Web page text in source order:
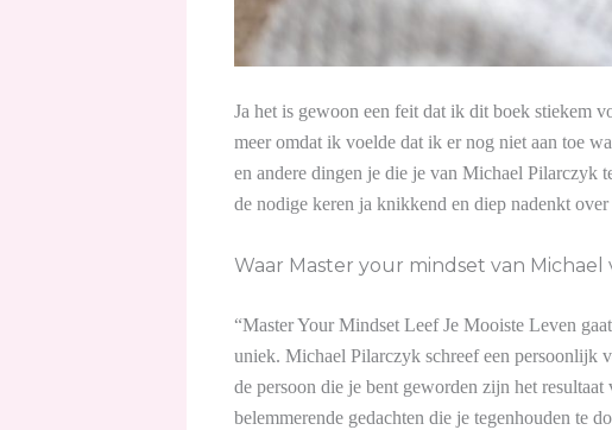
Ja het is gewoon een feit dat ik dit boek stiekem
meer omdat ik voelde dat ik er nog niet aan toe
en andere dingen je die je van Michael Pilarczyk
de nodige keren ja knikkend en diep nadenkt
Waar Master your mindset van Michael
“Master Your Mindset Leef Je Mooiste Leven
uniek. Michael Pilarczyk schreef een persoonlijk
de persoon die je bent geworden zijn het
belemmerende gedachten die je tegenhouden te